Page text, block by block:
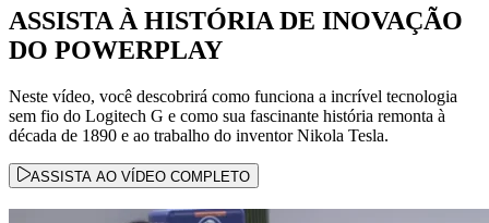
ASSISTA À HISTÓRIA DE INOVAÇÃO
DO POWERPLAY
Neste vídeo, você descobrirá como funciona a incrível tecnologia
sem fio do Logitech G e como sua fascinante história remonta à
década de 1890 e ao trabalho do inventor Nikola Tesla.
ASSISTA AO VÍDEO COMPLETO